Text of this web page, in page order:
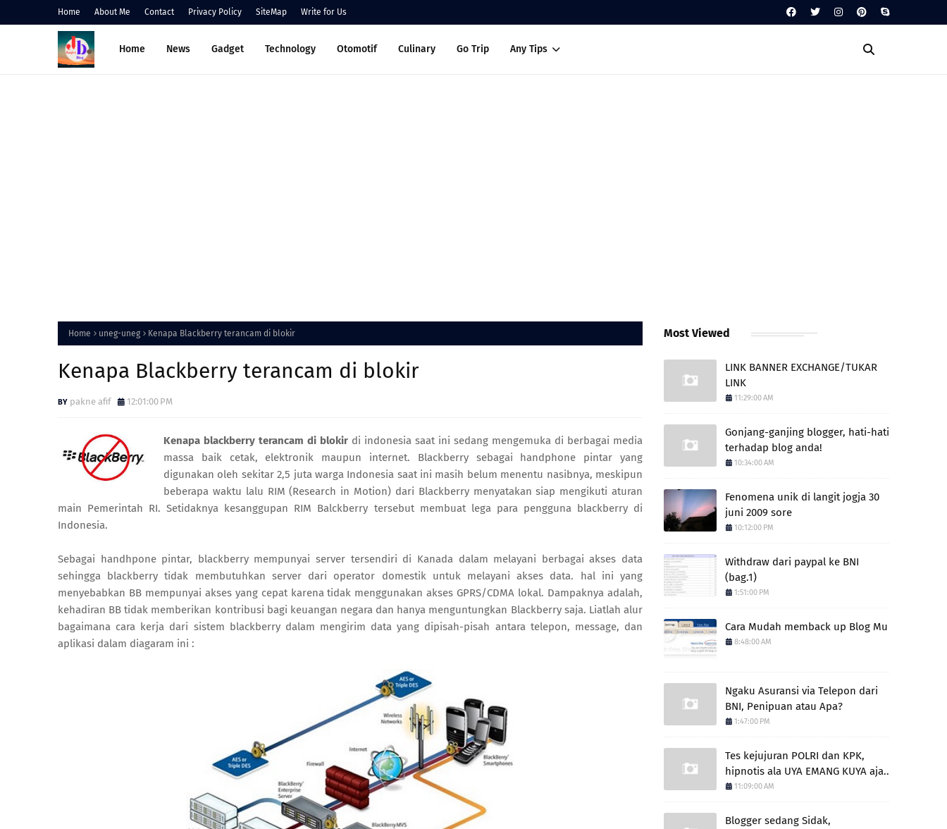
Home About Me Contact Privacy Policy SiteMap Write for Us
Home News Gadget Technology Otomotif Culinary Go Trip Any Tips
Home uneg-uneg Kenapa Blackberry terancam di blokir
Kenapa Blackberry terancam di blokir
pakne afif 12:01:00 PM
Kenapa blackberry terancam di blokir di indonesia saat ini sedang mengemuka di berbagai media
massa baik cetak, elektronik maupun internet. Blackberry sebagai handphone pintar yang
digunakan oleh sekitar 2,5 juta warga Indonesia saat ini masih belum menentu nasibnya, meskipun
beberapa waktu lalu RIM (Research in Motion) dari Blackberry menyatakan siap mengikuti aturan
main Pemerintah RI. Setidaknya kesanggupan RIM Balckberry tersebut membuat lega para pengguna blackberry di
Indonesia.
Sebagai handhpone pintar, blackberry mempunyai server tersendiri di Kanada dalam melayani berbagai akses data
sehingga blackberry tidak membutuhkan server dari operator domestik untuk melayani akses data. hal ini yang
menyebabkan BB mempunyai akses yang cepat karena tidak menggunakan akses GPRS/CDMA lokal. Dampaknya adalah,
kehadiran BB tidak memberikan kontribusi bagi keuangan negara dan hanya menguntungkan Blackberry saja. Liatlah alur
bagaimana cara kerja dari sistem blackberry dalam mengirim data yang dipisah-pisah antara telepon, message, dan
aplikasi dalam diagaram ini :
Most Viewed
LINK BANNER EXCHANGE/TUKAR
LINK
11:29:00 AM
Gonjang-ganjing blogger, hati-hati
terhadap blog anda!
10:34:00 AM
Fenomena unik di langit jogja 30
juni 2009 sore
10:12:00 PM
Withdraw dari paypal ke BNI
(bag.1)
1:51:00 PM
Cara Mudah memback up Blog Mu
8:48:00 AM
Ngaku Asuransi via Telepon dari
BNI, Penipuan atau Apa?
1:47:00 PM
Tes kejujuran POLRI dan KPK,
hipnotis ala UYA EMANG KUYA aja..
11:09:00 AM
Blogger sedang Sidak,